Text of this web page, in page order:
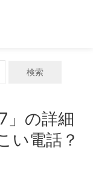
検索
」の詳細
い電話？